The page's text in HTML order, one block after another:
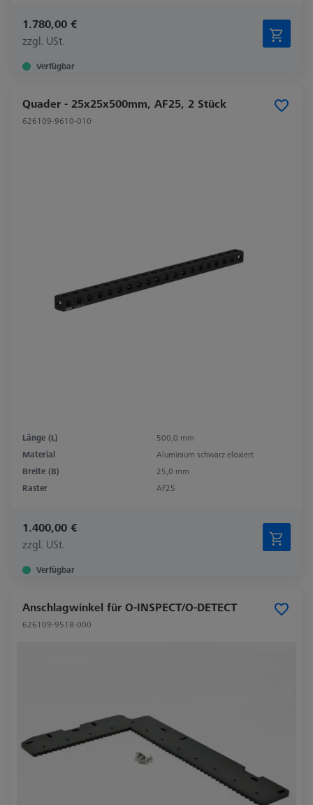
1.780,00 €
zzgl. USt.
Verfügbar
Quader - 25x25x500mm, AF25, 2 Stück
626109-9610-010
Länge (L)
500,0 mm
Material
Aluminium schwarz eloxiert
Breite (B)
25,0 mm
Raster
AF25
1.400,00 €
zzgl. USt.
Verfügbar
Anschlagwinkel für O-INSPECT/O-DETECT
626109-9518-000